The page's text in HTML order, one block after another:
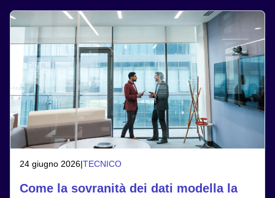
24 giugno 2026|TECNICO
Come la sovranità dei dati modella la